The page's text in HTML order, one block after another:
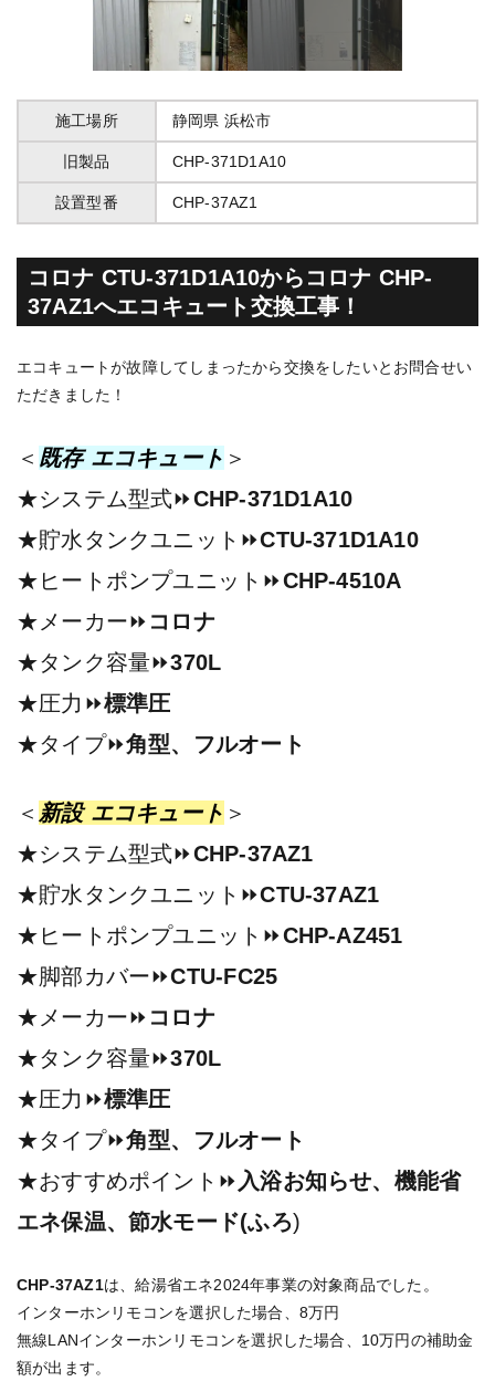
施工場所 静岡県 浜松市
旧製品 CHP-371D1A10
設置型番 CHP-37AZ1
コロナ CTU-371D1A10からコロナ CHP-
37AZ1へエコキュート交換工事！
エコキュートが故障してしまったから交換をしたいとお問合せい
ただきました！
＜ 既存 エコキュート ＞
★システム型式⏩CHP-371D1A10
★貯水タンクユニット⏩CTU-371D1A10
★ヒートポンプユニット⏩CHP-4510A
★メーカー⏩ コロナ
★タンク容量⏩370L
★圧力⏩標準圧
★タイプ⏩角型、フルオート
＜ 新設 エコキュート ＞
★システム型式⏩CHP-37AZ1
★貯水タンクユニット⏩CTU-37AZ1
★ヒートポンプユニット⏩CHP-AZ451
★脚部カバー⏩CTU-FC25
★メーカー⏩ コロナ
★タンク容量⏩370L
★圧力⏩標準圧
★タイプ⏩角型、フルオート
★おすすめポイント⏩ 入浴お知らせ、機能省
エネ保温、節水モード(ふろ)
CHP-37AZ1は、給湯省エネ2024年事業の対象商品でした。
インターホンリモコンを選択した場合、8万円
無線LANインターホンリモコンを選択した場合、10万円の補助金
額が出ます。